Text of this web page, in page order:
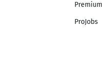
Premium
ProJobs